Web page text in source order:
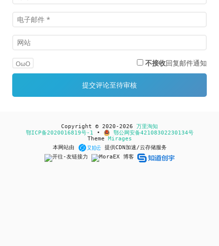
OωO 不接收回复邮件通知
Copyright © 2020-2026 万里淘知
鄂ICP备2020016819号-1 •
鄂公网安备42108302230134号
Theme Mirages
本网站由
提供CDN加速/云存储服务